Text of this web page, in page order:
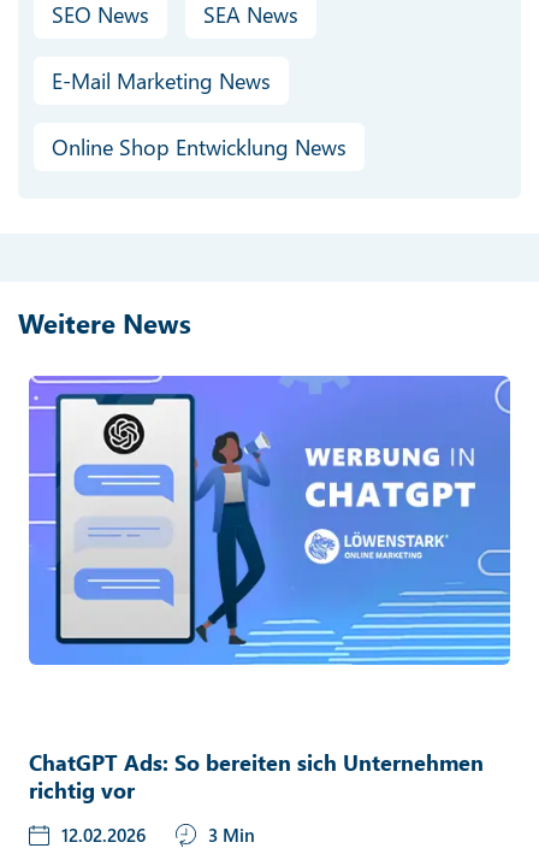
SEO News SEA News
E-Mail Marketing News
Online Shop Entwicklung News
Weitere News
ChatGPT Ads: So bereiten sich Unternehmen
richtig vor
12.02.2026 3 Min